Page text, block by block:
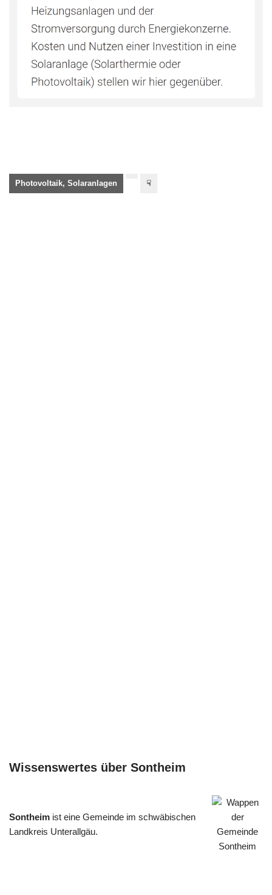
Photovoltaik, Solaranlagen ☟
Wissenswertes über Sontheim
Sontheim ist eine Gemeinde im schwäbischen
Landkreis Unterallgäu.